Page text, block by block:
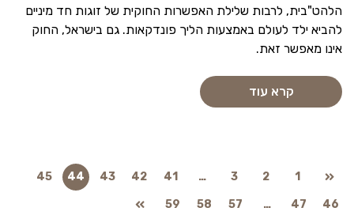
הלהט"בית, לרבות שלילת האפשרות החוקית של זוגות חד מיניים
להביא ילד לעולם באמצעות הליך פונדקאות. גם בישראל, החוק
אינו מאפשר זאת.
קרא עוד
1
2
3
…
41
42
43
44
45
46
47
…
57
58
59